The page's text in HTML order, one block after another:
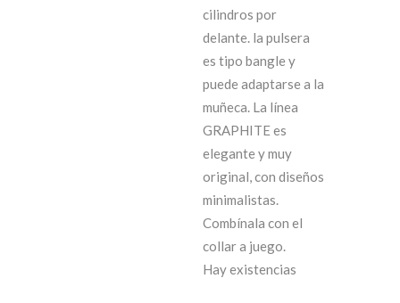
cilindros por
delante. la pulsera
es tipo bangle y
puede adaptarse a la
muñeca. La línea
GRAPHITE es
elegante y muy
original, con diseños
minimalistas.
Combínala con el
collar a juego.
Hay existencias